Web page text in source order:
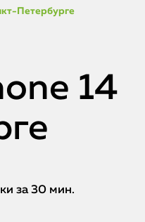
Петербурге
14
за 30 мин.